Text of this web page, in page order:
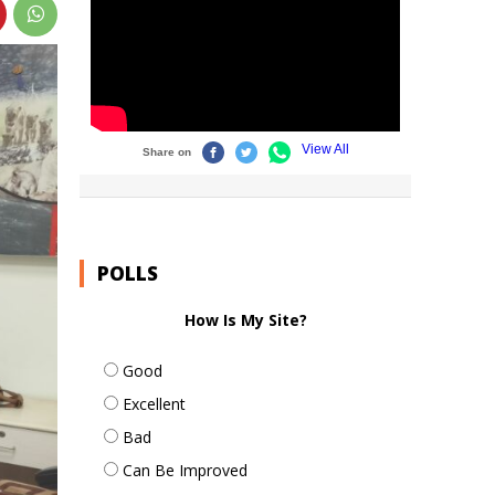
POLLS
How Is My Site?
Good
Excellent
Bad
Can Be Improved